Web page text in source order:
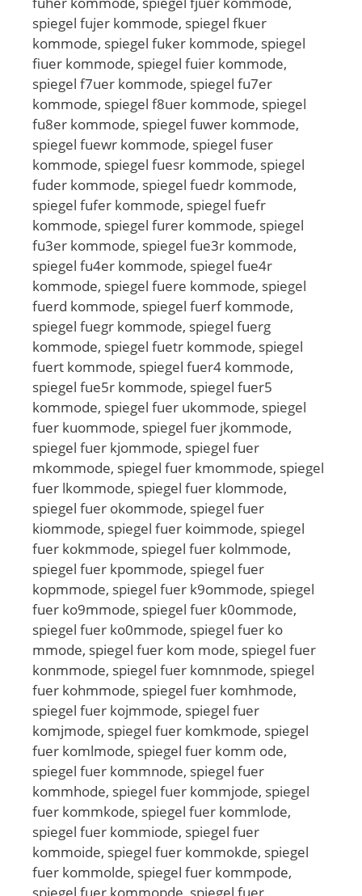
spiegel fujer kommode, spiegel fkuer
kommode, spiegel fuker kommode, spiegel
fiuer kommode, spiegel fuier kommode,
spiegel f7uer kommode, spiegel fu7er
kommode, spiegel f8uer kommode, spiegel
fu8er kommode, spiegel fuwer kommode,
spiegel fuewr kommode, spiegel fuser
kommode, spiegel fuesr kommode, spiegel
fuder kommode, spiegel fuedr kommode,
spiegel fufer kommode, spiegel fuefr
kommode, spiegel furer kommode, spiegel
fu3er kommode, spiegel fue3r kommode,
spiegel fu4er kommode, spiegel fue4r
kommode, spiegel fuere kommode, spiegel
fuerd kommode, spiegel fuerf kommode,
spiegel fuegr kommode, spiegel fuerg
kommode, spiegel fuetr kommode, spiegel
fuert kommode, spiegel fuer4 kommode,
spiegel fue5r kommode, spiegel fuer5
kommode, spiegel fuer ukommode, spiegel
fuer kuommode, spiegel fuer jkommode,
spiegel fuer kjommode, spiegel fuer
mkommode, spiegel fuer kmommode, spiegel
fuer lkommode, spiegel fuer klommode,
spiegel fuer okommode, spiegel fuer
kiommode, spiegel fuer koimmode, spiegel
fuer kokmmode, spiegel fuer kolmmode,
spiegel fuer kpommode, spiegel fuer
kopmmode, spiegel fuer k9ommode, spiegel
fuer ko9mmode, spiegel fuer k0ommode,
spiegel fuer ko0mmode, spiegel fuer ko
mmode, spiegel fuer kom mode, spiegel fuer
konmmode, spiegel fuer komnmode, spiegel
fuer kohmmode, spiegel fuer komhmode,
spiegel fuer kojmmode, spiegel fuer
komjmode, spiegel fuer komkmode, spiegel
fuer komlmode, spiegel fuer komm ode,
spiegel fuer kommnode, spiegel fuer
kommhode, spiegel fuer kommjode, spiegel
fuer kommkode, spiegel fuer kommlode,
spiegel fuer kommiode, spiegel fuer
kommoide, spiegel fuer kommokde, spiegel
fuer kommolde, spiegel fuer kommpode,